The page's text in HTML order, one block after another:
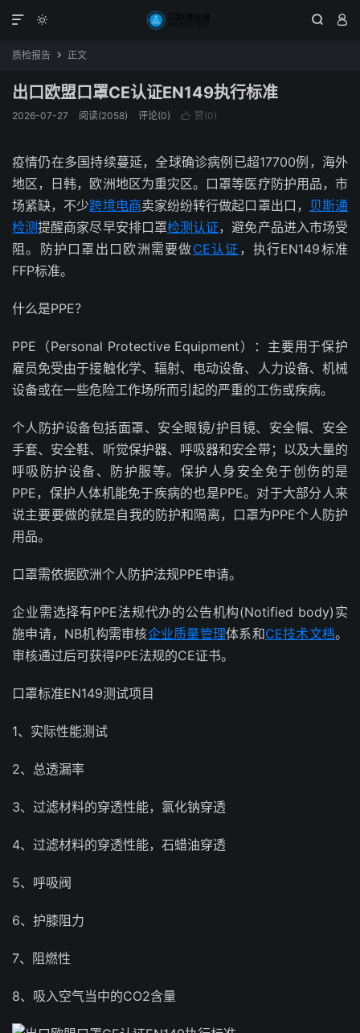
  

质检报告  正文
出口欧盟口罩CE认证EN149执行标准
2026-07-27 阅读(2058) 评论(0)  赞(0)
疫情仍在多国持续蔓延，全球确诊病例已超17700例，海外
地区，日韩，欧洲地区为重灾区。口罩等医疗防护用品，市
场紧缺，不少跨境电商卖家纷纷转行做起口罩出口， 贝斯通
检测提醒商家尽早安排口罩检测认证，避免产品进入市场受
阻。防护口罩出口欧洲需要做CE认证 ，执行EN149标准
FFP标准。
什么是PPE？
PPE（Personal Protective Equipment）：主要用于保护
雇员免受由于接触化学、辐射、电动设备、人力设备、机械
设备或在一些危险工作场所而引起的严重的工伤或疾病。
个人防护设备包括面罩、安全眼镜/护目镜、安全帽、安全
手套、安全鞋、听觉保护器、呼吸器和安全带；以及大量的
呼吸防护设备、防护服等。保护人身安全免于创伤的是
PPE，保护人体机能免于疾病的也是PPE。对于大部分人来
说主要要做的就是自我的防护和隔离，口罩为PPE个人防护
用品。
口罩需依据欧洲个人防护法规PPE申请。
企业需选择有PPE法规代办的公告机构(Notified body)实
施申请，NB机构需审核企业质量管理体系和CE技术文档。
审核通过后可获得PPE法规的CE证书。
口罩标准EN149测试项目
1、实际性能测试
2、总透漏率
3、过滤材料的穿透性能，氯化钠穿透
4、过滤材料的穿透性能，石蜡油穿透
5、呼吸阀
6、护膝阻力
7、阻燃性
8、吸入空气当中的CO2含量